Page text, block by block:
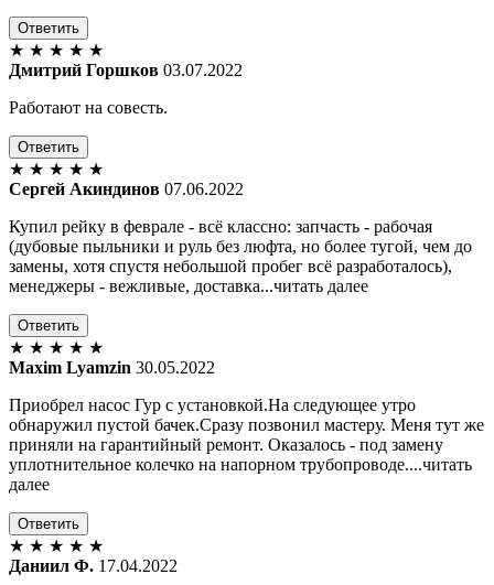
Ответить
★ ★ ★ ★ ★
Дмитрий Горшков 03.07.2022
Работают на совесть.
Ответить
★ ★ ★ ★ ★
Сергей Акиндинов 07.06.2022
Купил рейку в феврале - всё классно: запчасть - рабочая
(дубовые пыльники и руль без люфта, но более тугой, чем до
замены, хотя спустя небольшой пробег всё разработалось),
менеджеры - вежливые, доставка...читать далее
Ответить
★ ★ ★ ★ ★
Maxim Lyamzin 30.05.2022
Приобрел насос Гур с установкой.На следующее утро
обнаружил пустой бачек.Сразу позвонил мастеру. Меня тут же
приняли на гарантийный ремонт. Оказалось - под замену
уплотнительное колечко на напорном трубопроводе....читать
далее
Ответить
★ ★ ★ ★ ★
Даниил Ф. 17.04.2022